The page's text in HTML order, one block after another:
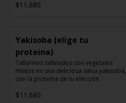
$11.680
Yakisoba (elige tu
proteina)
Tallarines salteados con vegetales
mixtos en una deliciosa salsa yakisoba,
con la proteína de tu elección.
$11.680